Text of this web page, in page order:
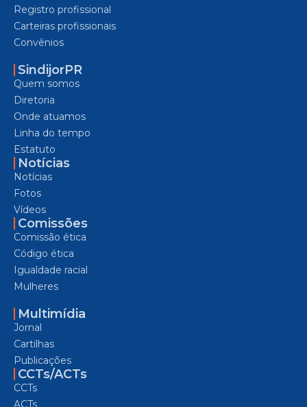
Registro profissional
Carteiras profissionais
Convênios
SindijorPR
Quem somos
Diretoria
Onde atuamos
Linha do tempo
Estatuto
Notícias
Notícias
Fotos
Vídeos
Comissões
Comissão ética
Código ética
Igualdade racial
Mulheres
Multimídia
Jornal
Cartilhas
Publicações
CCTs/ACTs
CCTs
ACTs